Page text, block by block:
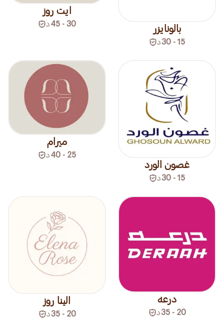
بالونايزر
15 - 30 د
ايت روز
30 - 45 د
غصون الورد
15 - 30 د
ميرام
25 - 40 د
درعه
20 - 35 د
الينا روز
20 - 35 د